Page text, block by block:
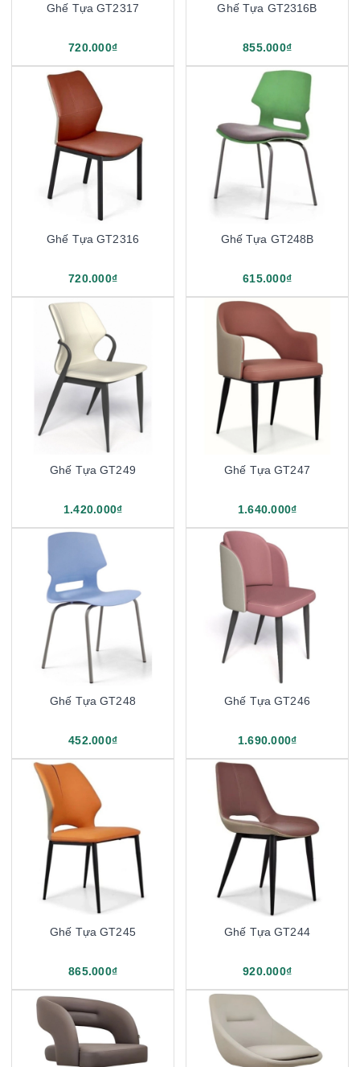
Ghế Tựa GT2317
720.000₫
Ghế Tựa GT2316B
855.000₫
Ghế Tựa GT2316
720.000₫
Ghế Tựa GT248B
615.000₫
Ghế Tựa GT249
1.420.000₫
Ghế Tựa GT247
1.640.000₫
Ghế Tựa GT248
452.000₫
Ghế Tựa GT246
1.690.000₫
Ghế Tựa GT245
865.000₫
Ghế Tựa GT244
920.000₫